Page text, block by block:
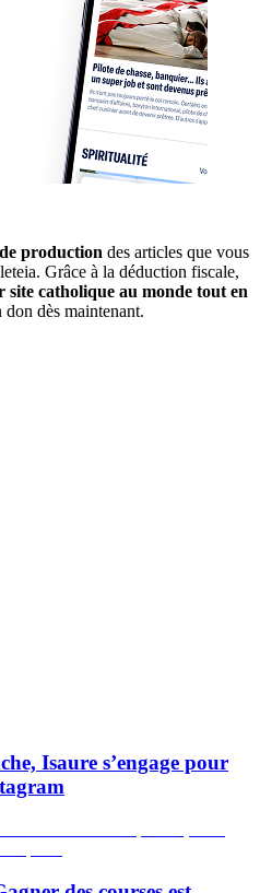
production des articles que vous
Grâce à la déduction fiscale,
site catholique au monde tout en
don dès maintenant.
Isaure s’engage pour